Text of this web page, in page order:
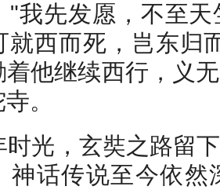
"我先发愿，不至
就西而死，岂东归
他继续西行，义
。
时光，玄奘之路留
神话传说至今依然